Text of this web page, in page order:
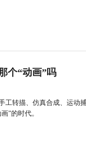
个“动画”吗
工转描、仿真合成、运
”的时代。